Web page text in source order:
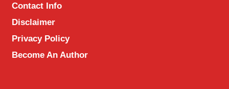
Contact Info
Disclaimer
Privacy Policy
Become An Author